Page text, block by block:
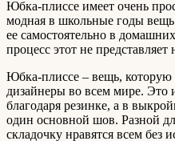
Юбка-плиссе имеет очень
модная в школьные годы
ее самостоятельно в
процесс этот не
Юбка-плиссе – вещь, которую
дизайнеры во всем мире. Это
благодаря резинке, а в
один основной шов. Разной
складочку нравятся всем